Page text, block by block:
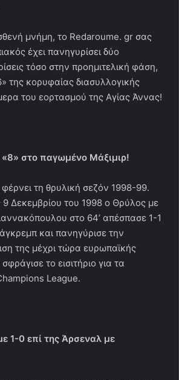
μνήμη, το Redaroume. gr σας
έχει πανηγυρίσει δύο
τόσο στην προημιτελική φάση,
της κορυφαίας διασυλλογικής
του εορτασμού της Αγίας Άννας!
στο παγωμένο Μάξιμιρ!
τη θρυλική σεζόν 1998-99.
9 Δεκεμβρίου του 1998 ο Θρύλος με
στο 64’ απέσπασε 1-1
και πανηγύρισε την
της μέχρι τώρα ευρωπαϊκής
το εισιτήριο για τα
League.
1-0 επί της Άρσεναλ με